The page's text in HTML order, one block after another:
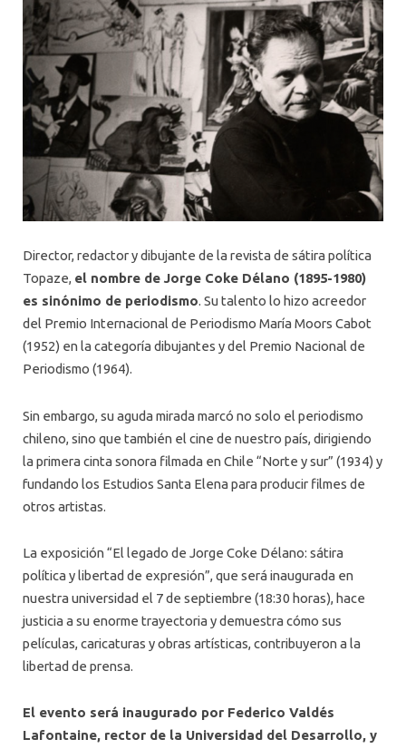
Director, redactor y dibujante de la revista de sátira política
Topaze, el nombre de Jorge Coke Délano (1895-1980)
es sinónimo de periodismo. Su talento lo hizo acreedor
del Premio Internacional de Periodismo María Moors Cabot
(1952) en la categoría dibujantes y del Premio Nacional de
Periodismo (1964).
Sin embargo, su aguda mirada marcó no solo el periodismo
chileno, sino que también el cine de nuestro país, dirigiendo
la primera cinta sonora filmada en Chile “Norte y sur” (1934) y
fundando los Estudios Santa Elena para producir filmes de
otros artistas.
La exposición “El legado de Jorge Coke Délano: sátira
política y libertad de expresión”, que será inaugurada en
nuestra universidad el 7 de septiembre (18:30 horas), hace
justicia a su enorme trayectoria y demuestra cómo sus
películas, caricaturas y obras artísticas, contribuyeron a la
libertad de prensa.
El evento será inaugurado por Federico Valdés
Lafontaine, rector de la Universidad del Desarrollo, y